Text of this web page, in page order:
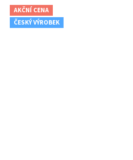
AKČNÍ CENA
ČESKÝ VÝROBEK